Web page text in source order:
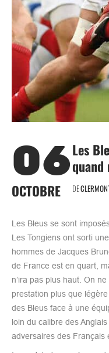
06
OCTOBRE
Les
DE
Les Bleus se sont
Les Tongiens ont sorti
hommes de Jacques
de France est en quart,
n’ira pas plus haut. On
prestation plus que
des Bleus face à une
loin du calibre des
adversaires des Français